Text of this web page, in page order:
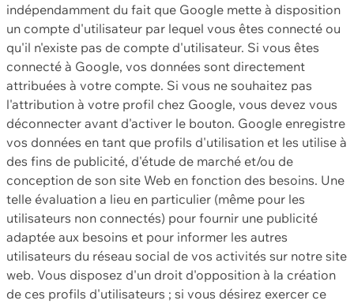
indépendamment du fait que Google mette à disposition
un compte d'utilisateur par lequel vous êtes connecté ou
qu'il n'existe pas de compte d'utilisateur. Si vous êtes
connecté à Google, vos données sont directement
attribuées à votre compte. Si vous ne souhaitez pas
l'attribution à votre profil chez Google, vous devez vous
déconnecter avant d'activer le bouton. Google enregistre
vos données en tant que profils d'utilisation et les utilise à
des fins de publicité, d'étude de marché et/ou de
conception de son site Web en fonction des besoins. Une
telle évaluation a lieu en particulier (même pour les
utilisateurs non connectés) pour fournir une publicité
adaptée aux besoins et pour informer les autres
utilisateurs du réseau social de vos activités sur notre site
web. Vous disposez d'un droit d'opposition à la création
de ces profils d'utilisateurs ; si vous désirez exercer ce